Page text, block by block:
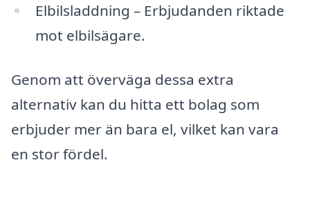
Elbilsladdning – Erbjudanden riktade
mot elbilsägare.
Genom att överväga dessa extra
alternativ kan du hitta ett bolag som
erbjuder mer än bara el, vilket kan vara
en stor fördel.